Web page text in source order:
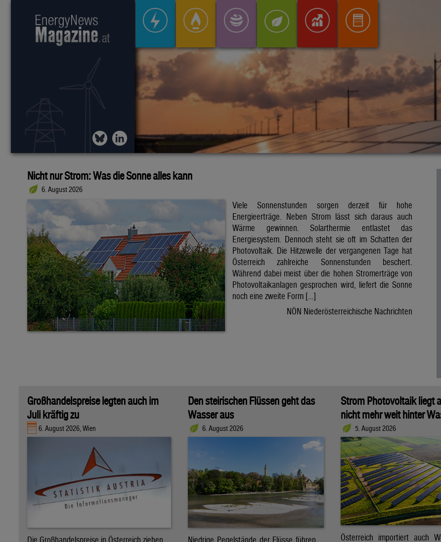
Nicht nur Strom: Was die Sonne alles kann
6. August 2026
Viele Sonnenstunden sorgen derzeit für hohe
Energieerträge. Neben Strom lässt sich daraus auch
Wärme gewinnen. Solarthermie entlastet das
Energiesystem. Dennoch steht sie oft im Schatten der
Photovoltaik. Die Hitzewelle der vergangenen Tage hat
Österreich zahlreiche Sonnenstunden beschert.
Während dabei meist über die hohen Stromerträge von
Photovoltaikanlagen gesprochen wird, liefert die Sonne
noch eine zweite Form […]
NÖN Niederösterreichische Nachrichten
Großhandelspreise legten auch im
Juli kräftig zu
6. August 2026, Wien
Die Großhandelspreise in Österreich ziehen
Den steirischen Flüssen geht das
Wasser aus
6. August 2026
Niedrige Pegelstände der Flüsse führen
Strom Photovoltaik liegt
nicht mehr weit hinter
5. August 2026
Österreich importiert auch